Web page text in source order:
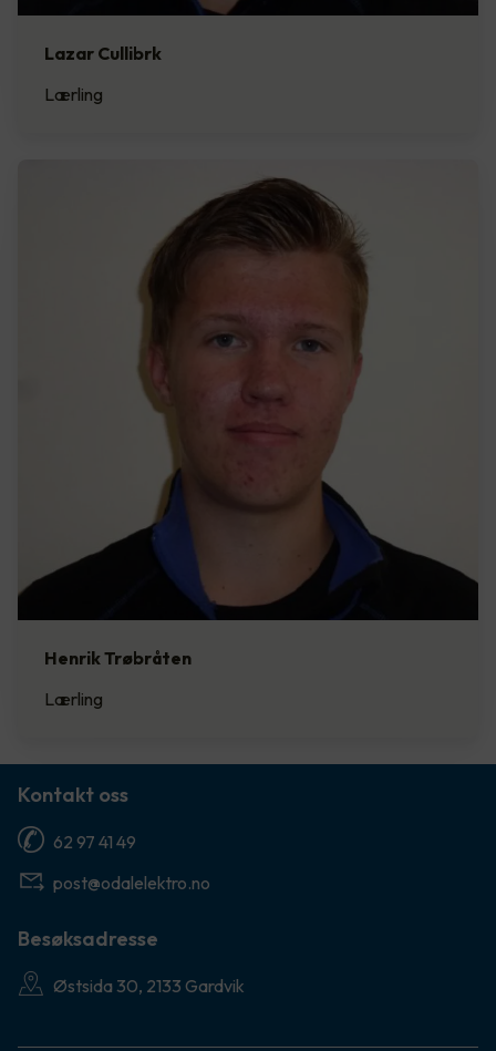
Lazar Cullibrk
Lærling
Henrik Trøbråten
Lærling
Kontakt oss
62 97 41 49
post@odalelektro.no
Besøksadresse
Østsida 30, 2133 Gardvik